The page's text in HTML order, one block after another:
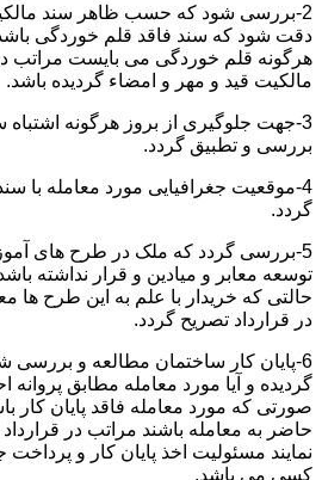
2-بررسی شود که حسب ظاهر سند
دقت شود که سند فاقد قلم خوردگی
هرگونه قلم خوردگی می بایست مراتب
مالکیت قید و مهر و امضاء گردیده باشد.
3-جهت جلوگیری از بروز هرگونه اشتباه
بررسی و تطبیق گردد.
4-موقعیت جغرافیایی مورد معامله با
گردد.
5-بررسی گردد که ملک در طرح های
توسعه معابر و میادین و قرار نداشته
حالتی که خریدار با علم به این طرح ها
در قرارداد تصریح گردد.
6-پایان کار ساختمان مطالعه و
گردیده و آیا مورد معامله مطابق پروانه
صورتی که مورد معامله فاقد پایان کار
حاضر به معامله باشند مراتب در
نمایند مسئولیت اخذ پایان کار و
کسی می باشد.